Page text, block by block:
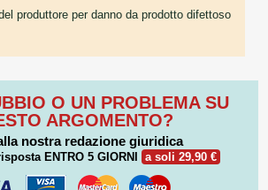
produttore per danno da prodotto difettoso
O UN PROBLEMA SU
ARGOMENTO?
nostra redazione giuridica
ENTRO 5 GIORNI a soli 29,90 €